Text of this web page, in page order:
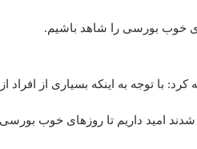
خوب بورسی را شاهد باشیم.
با توجه به اینکه بسیاری از
شدند امید داریم تا روزهای خوب